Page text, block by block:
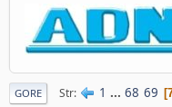
GORE Str 1 ... 68 69